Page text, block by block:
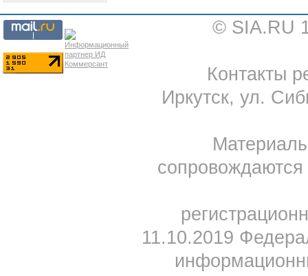
© SIA.RU
Контакты
Иркутск, ул.
11.10.2019